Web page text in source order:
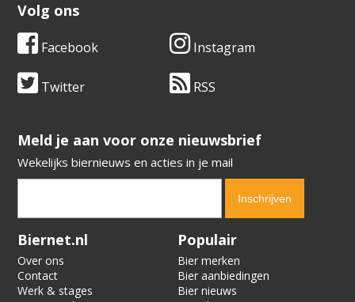
Volg ons
Facebook Instagram
Twitter RSS
​​​​​​​Meld je aan voor onze nieuwsbrief
Wekelijks biernieuws en acties in je mail
Verification code:
Biernet.nl
Over ons
Contact
Werk & stages
Populair
Bier merken
Bier aanbiedingen
Bier nieuws